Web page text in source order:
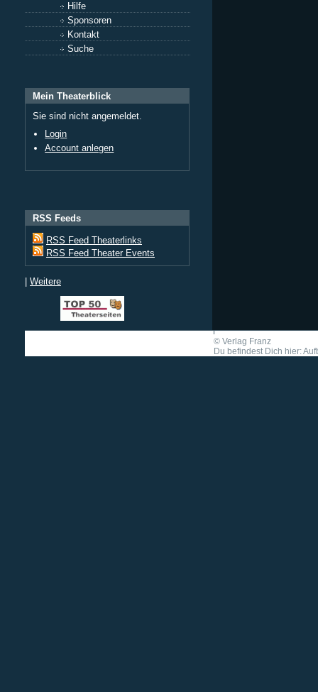
Hilfe
Sponsoren
Kontakt
Suche
Mein Theaterblick
Sie sind nicht angemeldet.
Login
Account anlegen
RSS Feeds
RSS Feed Theaterlinks
RSS Feed Theater Events
| Weitere
© Verlag Franz
Du befindest Dich hier: